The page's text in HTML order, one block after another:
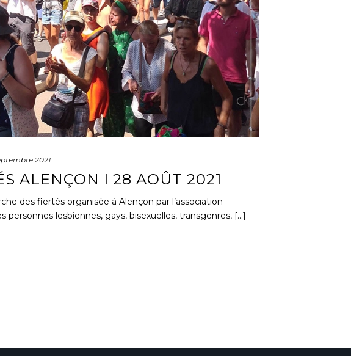
2021
ALENÇON I 28 AOÛT 2021
des fiertés organisée à Alençon par l’association
personnes lesbiennes, gays, bisexuelles, transgenres, [...]